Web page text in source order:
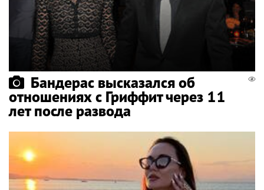
Бандерас высказался об
отношениях с Гриффит через 11
лет после развода